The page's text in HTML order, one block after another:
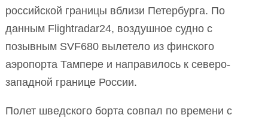
российской границы вблизи Петербурга. По
данным Flightradar24, воздушное судно с
позывным SVF680 вылетело из финского
аэропорта Тампере и направилось к северо-
западной границе России.
Полет шведского борта совпал по времени с